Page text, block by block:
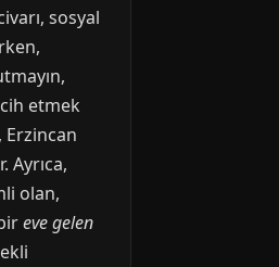
sosyal
etmek
olan,
eve gelen